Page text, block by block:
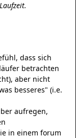
dass sich
betrachten
aber nicht
besseres" (i.e.
aufregen,
in einem forum